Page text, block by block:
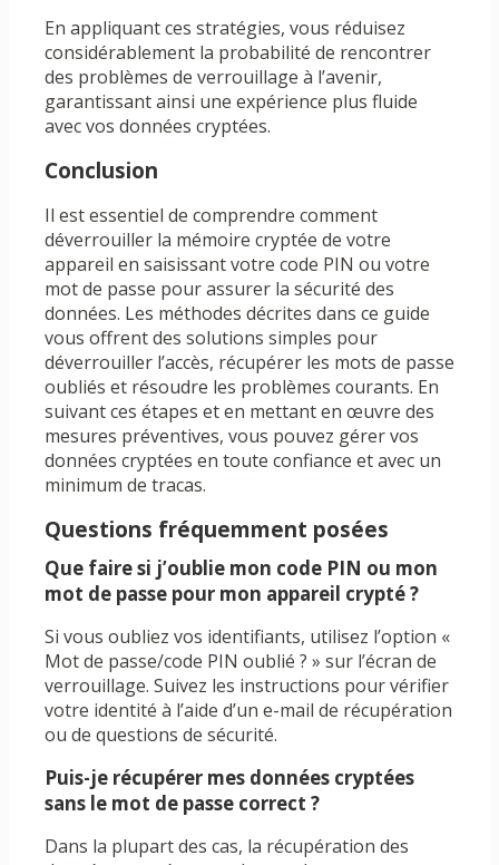
En appliquant ces stratégies, vous réduisez
considérablement la probabilité de rencontrer
des problèmes de verrouillage à l’avenir,
garantissant ainsi une expérience plus fluide
avec vos données cryptées.
Conclusion
Il est essentiel de comprendre comment
déverrouiller la mémoire cryptée de votre
appareil en saisissant votre code PIN ou votre
mot de passe pour assurer la sécurité des
données. Les méthodes décrites dans ce guide
vous offrent des solutions simples pour
déverrouiller l’accès, récupérer les mots de passe
oubliés et résoudre les problèmes courants. En
suivant ces étapes et en mettant en œuvre des
mesures préventives, vous pouvez gérer vos
données cryptées en toute confiance et avec un
minimum de tracas.
Questions fréquemment posées
Que faire si j’oublie mon code PIN ou mon
mot de passe pour mon appareil crypté ?
Si vous oubliez vos identifiants, utilisez l’option «
Mot de passe/code PIN oublié ? » sur l’écran de
verrouillage. Suivez les instructions pour vérifier
votre identité à l’aide d’un e-mail de récupération
ou de questions de sécurité.
Puis-je récupérer mes données cryptées
sans le mot de passe correct ?
Dans la plupart des cas, la récupération des